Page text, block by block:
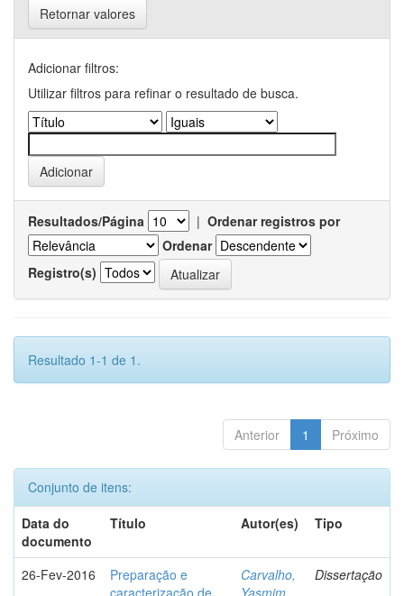
Retornar valores
Adicionar filtros:
Utilizar filtros para refinar o resultado de busca.
Resultados/Página | Ordenar registros por
Ordenar
Registro(s)
Resultado 1-1 de 1.
Anterior 1 Próximo
Conjunto de itens:
Data do
documento
Título Autor(es) Tipo
26-Fev-2016
Preparação e
caracterização de
Carvalho,
Yasmim
Dissertação